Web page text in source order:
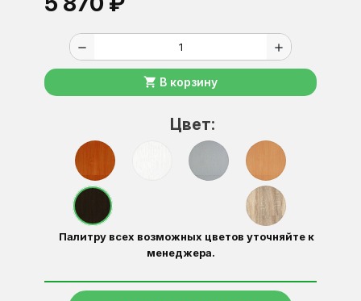
remove add
shopping_cart В корзину
Цвет:
Палитру всех возможных цветов уточняйте к
менеджера.